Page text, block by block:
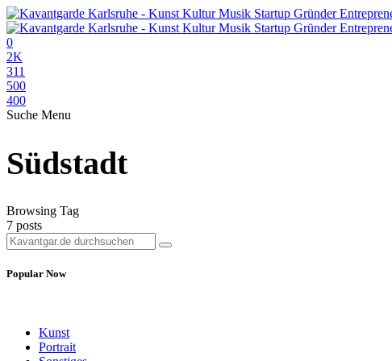
0
2K
311
500
400
Suche Menu
Südstadt
Browsing Tag
7 posts
Popular Now
Kunst
Portrait